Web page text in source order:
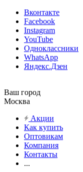
Вконтакте
Facebook
Instagram
YouTube
Одноклассники
WhatsApp
Яндекс.Дзен
Ваш город
Москва
Акции
Как купить
Оптовикам
Компания
Контакты
...